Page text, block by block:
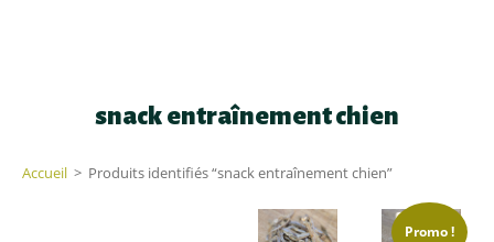
snack entraînement chien
Accueil > Produits identifiés “snack entraînement chien”
Promo !